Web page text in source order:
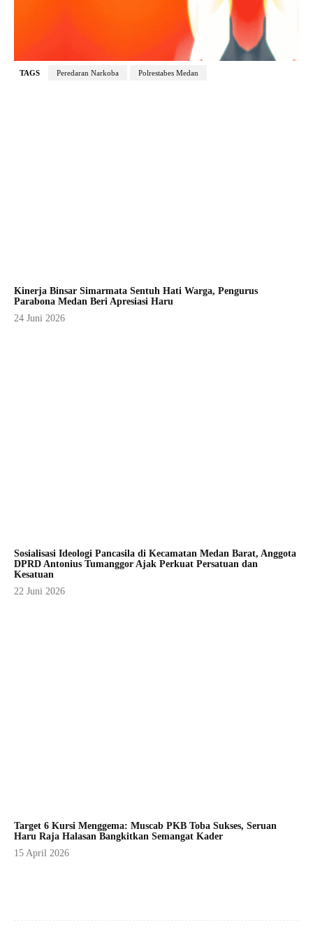
TAGS Peredaran Narkoba Polrestabes Medan
Kinerja Binsar Simarmata Sentuh Hati Warga, Pengurus
Parabona Medan Beri Apresiasi Haru
24 Juni 2026
Sosialisasi Ideologi Pancasila di Kecamatan Medan Barat, Anggota
DPRD Antonius Tumanggor Ajak Perkuat Persatuan dan
Kesatuan
22 Juni 2026
Target 6 Kursi Menggema: Muscab PKB Toba Sukses, Seruan
Haru Raja Halasan Bangkitkan Semangat Kader
15 April 2026